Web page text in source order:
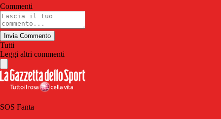
Commenti
Invia Commento
Tutti
Leggi altri commenti
SOS Fanta